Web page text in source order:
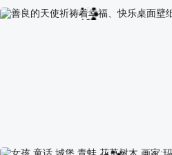
阿尔卑斯山区自然风景壁纸
善良的天使祈祷着幸福、快乐桌面壁纸